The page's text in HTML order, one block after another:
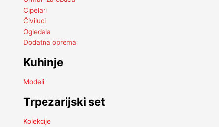
Cipelari
Čiviluci
Ogledala
Dodatna oprema
Kuhinje
Modeli
Trpezarijski set
Kolekcije